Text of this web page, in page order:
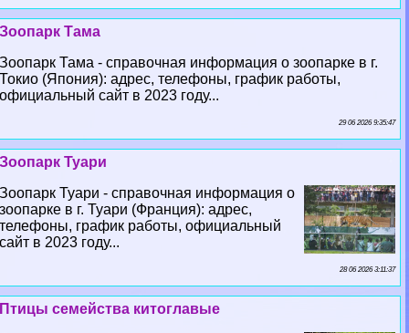
Зоопарк Тама
Зоопарк Тама - справочная информация о зоопарке в г.
Токио (Япония): адрес, телефоны, график работы,
официальный сайт в 2023 году...
29 06 2026 9:35:47
Зоопарк Туари
Зоопарк Туари - справочная информация о
зоопарке в г. Туари (Франция): адрес,
телефоны, график работы, официальный
сайт в 2023 году...
28 06 2026 3:11:37
Птицы семейства китоглавые